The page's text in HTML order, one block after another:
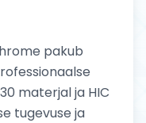
pakub
materjal ja HIC
tugevuse ja